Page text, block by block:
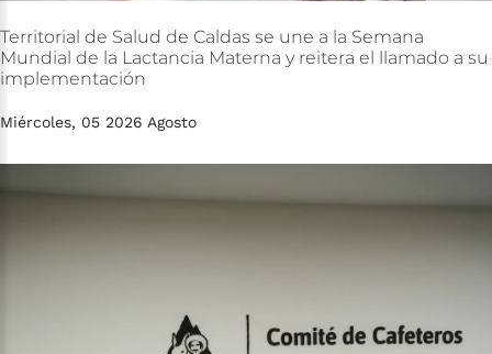
Territorial de Salud de Caldas se une a la Semana
Mundial de la Lactancia Materna y reitera el llamado a su
implementación
Miércoles, 05 2026 Agosto